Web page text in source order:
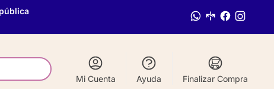
Mi Cuenta Ayuda Finalizar Compra